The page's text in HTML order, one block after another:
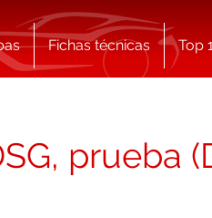
Fichas técnicas Top
prueba